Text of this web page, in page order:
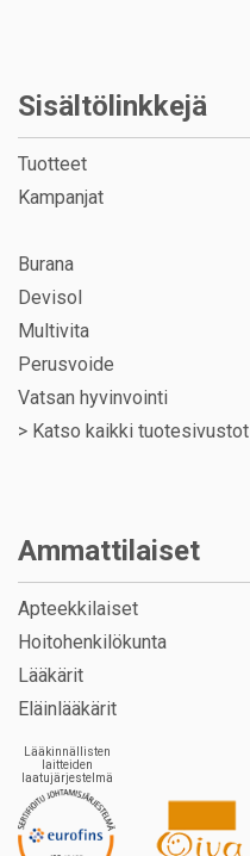
Sisältölinkkejä
Tuotteet
Kampanjat
Burana
Devisol
Multivita
Perusvoide
Vatsan hyvinvointi
> Katso kaikki tuotesivustot
Ammattilaiset
Apteekkilaiset
Hoitohenkilökunta
Lääkärit
Eläinlääkärit
Lääkinnällisten
laitteiden
laatujärjestelmä